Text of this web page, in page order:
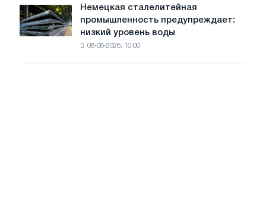
Европе
создает
проблемы
для
промышленности
Немецкая
сталелитейная
промышленность
предупреждает:
Немецкая сталелитейная
промышленность предупреждает:
низкий уровень воды
08-08-2026, 10:00